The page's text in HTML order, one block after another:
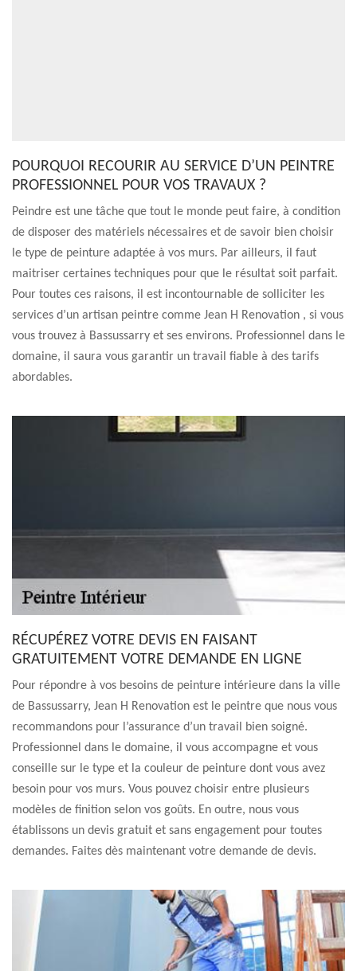
POURQUOI RECOURIR AU SERVICE D’UN PEINTRE
PROFESSIONNEL POUR VOS TRAVAUX ?
Peindre est une tâche que tout le monde peut faire, à condition
de disposer des matériels nécessaires et de savoir bien choisir
le type de peinture adaptée à vos murs. Par ailleurs, il faut
maitriser certaines techniques pour que le résultat soit parfait.
Pour toutes ces raisons, il est incontournable de solliciter les
services d’un artisan peintre comme Jean H Renovation , si vous
vous trouvez à Bassussarry et ses environs. Professionnel dans le
domaine, il saura vous garantir un travail fiable à des tarifs
abordables.
RÉCUPÉREZ VOTRE DEVIS EN FAISANT
GRATUITEMENT VOTRE DEMANDE EN LIGNE
Pour répondre à vos besoins de peinture intérieure dans la ville
de Bassussarry, Jean H Renovation est le peintre que nous vous
recommandons pour l’assurance d’un travail bien soigné.
Professionnel dans le domaine, il vous accompagne et vous
conseille sur le type et la couleur de peinture dont vous avez
besoin pour vos murs. Vous pouvez choisir entre plusieurs
modèles de finition selon vos goûts. En outre, nous vous
établissons un devis gratuit et sans engagement pour toutes
demandes. Faites dès maintenant votre demande de devis.